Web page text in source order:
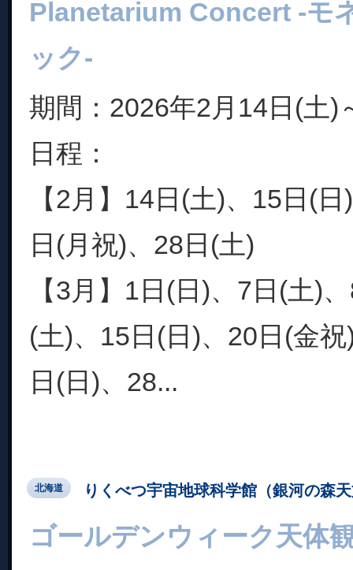
Planetarium Concert -モ
ック-
期間：2026年2月14日(土)
日程：
【2月】14日(土)、15日(
日(月祝)、28日(土)
【3月】1日(日)、7日(土)
(土)、15日(日)、20日(金
日(日)、28...
北海道 りくべつ宇宙地球科学館（銀河の森
ゴールデンウィーク天体